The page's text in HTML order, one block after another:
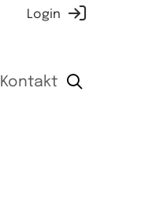
Login
Kontakt